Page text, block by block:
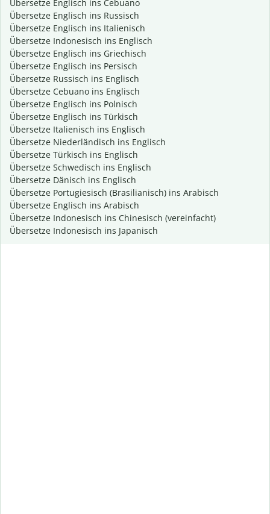
Übersetze Englisch ins Cebuano
Übersetze Englisch ins Russisch
Übersetze Englisch ins Italienisch
Übersetze Indonesisch ins Englisch
Übersetze Englisch ins Griechisch
Übersetze Englisch ins Persisch
Übersetze Russisch ins Englisch
Übersetze Cebuano ins Englisch
Übersetze Englisch ins Polnisch
Übersetze Englisch ins Türkisch
Übersetze Italienisch ins Englisch
Übersetze Niederländisch ins Englisch
Übersetze Türkisch ins Englisch
Übersetze Schwedisch ins Englisch
Übersetze Dänisch ins Englisch
Übersetze Portugiesisch (Brasilianisch) ins Arabisch
Übersetze Englisch ins Arabisch
Übersetze Indonesisch ins Chinesisch (vereinfacht)
Übersetze Indonesisch ins Japanisch